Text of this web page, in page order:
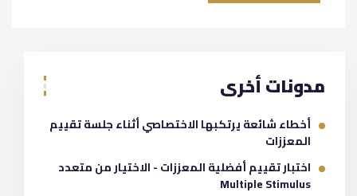
مدونات أخرى
أخطاء شائعة يرتكبها الاختصاصي أثناء جلسة تقييم
المعززات
اختبار تقييم أفضلية المعززات - الاختيار من متعدد
Multiple Stimulus